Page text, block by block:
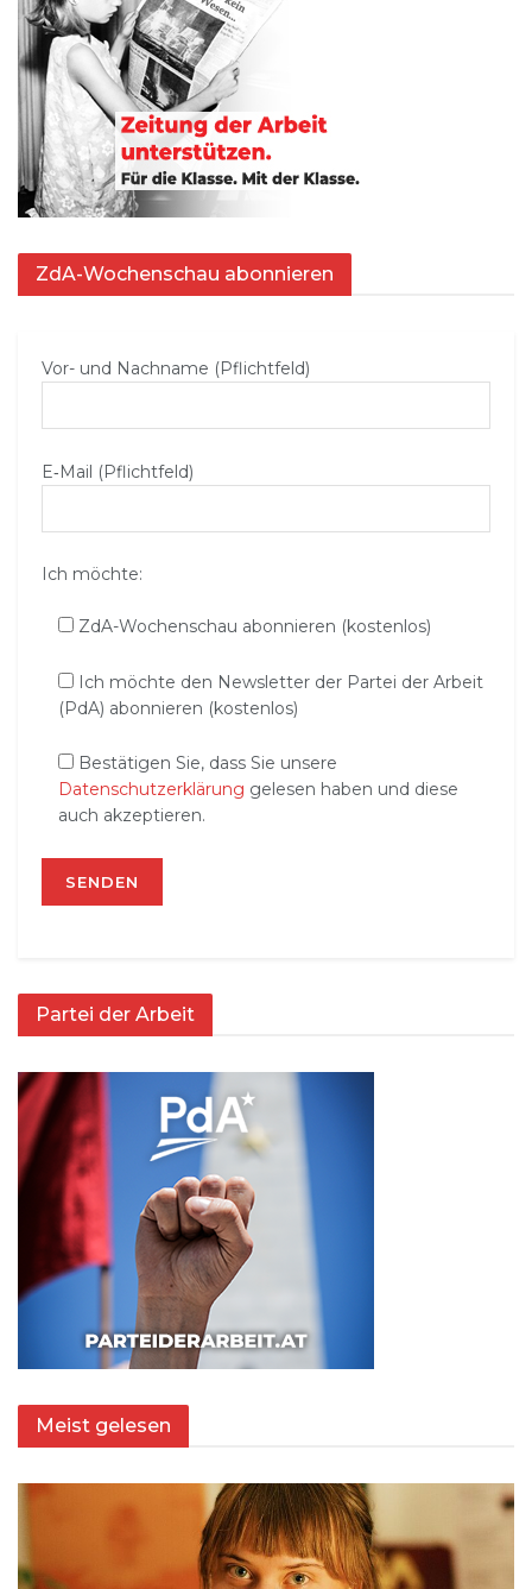
ZdA-Wochenschau abonnieren
Vor- und Nachname (Pflichtfeld)
E‑Mail (Pflichtfeld)
Ich möchte:
ZdA-Wochenschau abonnieren (kostenlos)
Ich möchte den Newsletter der Partei der Arbeit
(PdA) abonnieren (kostenlos)
Bestätigen Sie, dass Sie unsere
Datenschutzerklärung gelesen haben und diese
auch akzeptieren.
Partei der Arbeit
Meist gelesen